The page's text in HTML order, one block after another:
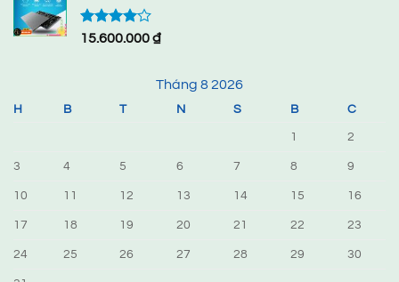
Được
15.600.000₫
Tháng 8 2026
H B T N S B C
1 2
3 4 5 6 7 8 9
10 11 12 13 14 15 16
17 18 19 20 21 22 23
24 25 26 27 28 29 30